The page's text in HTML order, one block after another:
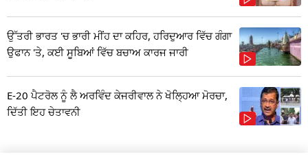
ਉੱਤਰੀ ਭਾਰਤ 'ਚ ਭਾਰੀ ਮੀਂਹ ਦਾ ਕਹਿਰ, ਹਰਿਦੁਆਰ ਵਿੱਚ ਗੰਗਾ
ਉਫਾਨ 'ਤੇ, ਕਈ ਸੂਬਿਆਂ ਵਿੱਚ ਬਚਾਅ ਕਾਰਜ ਜਾਰੀ
E-20 ਪੈਟਰੋਲ ਨੂੰ ਲੈ ਅਰਵਿੰਦ ਕੇਜਰੀਵਾਲ ਨੇ ਖੋਲ੍ਹਿਆ ਮੋਰਚਾ,
ਦਿੱਤੀ ਇਹ ਚੇਤਾਵਨੀ